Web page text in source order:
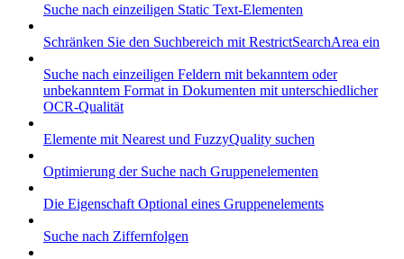
Suche nach einzeiligen Static Text-Elementen
Schränken Sie den Suchbereich mit RestrictSearchArea ein
Suche nach einzeiligen Feldern mit bekanntem oder
unbekanntem Format in Dokumenten mit unterschiedlicher
OCR-Qualität
Elemente mit Nearest und FuzzyQuality suchen
Optimierung der Suche nach Gruppenelementen
Die Eigenschaft Optional eines Gruppenelements
Suche nach Ziffernfolgen